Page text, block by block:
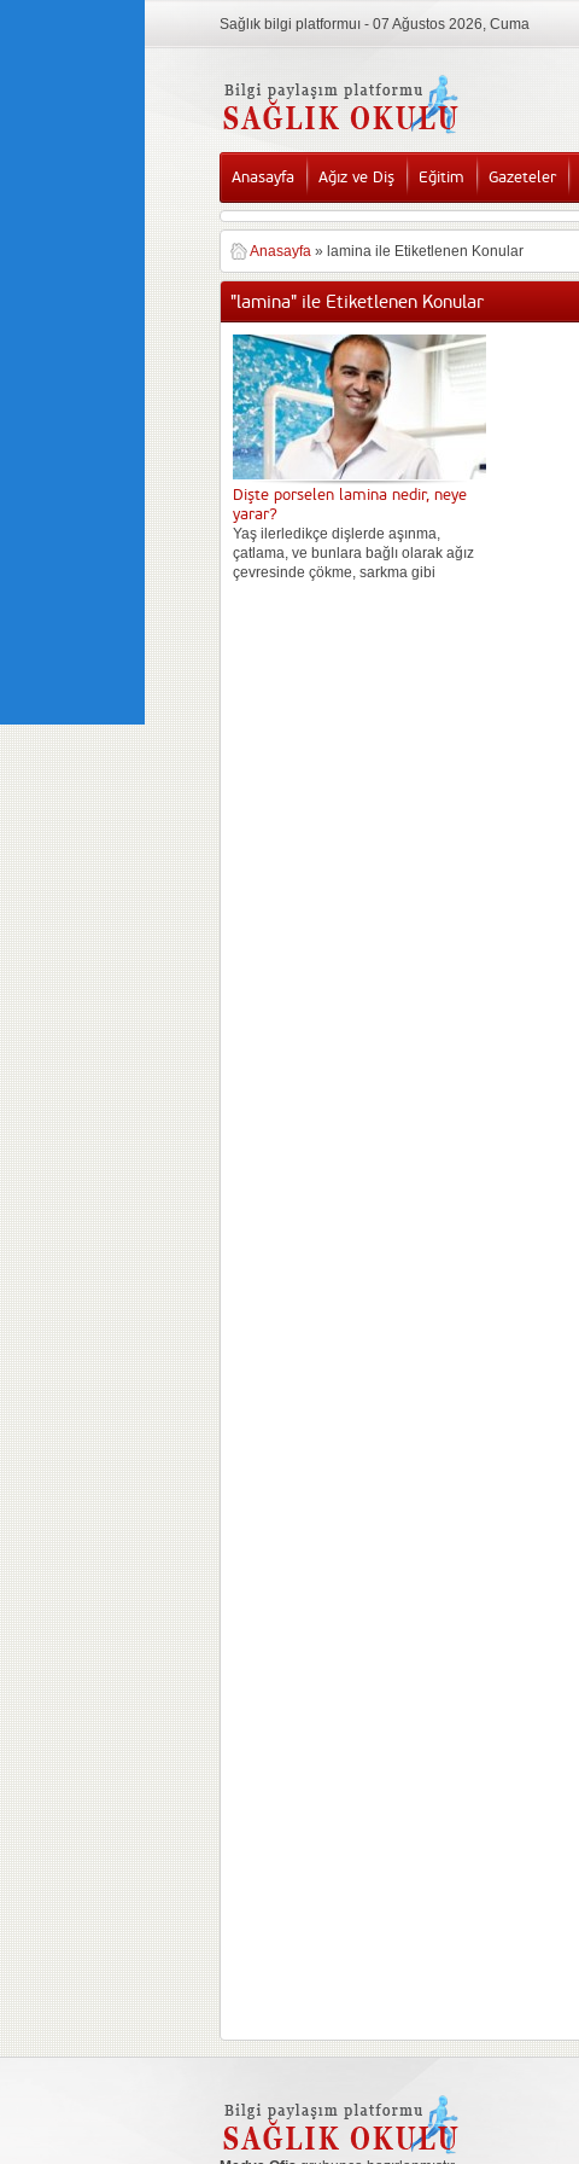
Sağlık bilgi platformuı - 07 Ağustos 2026, Cuma
Anasayfa Ağız ve Diş Eğitim Gazeteler
Anasayfa » lamina ile Etiketlenen Konular
"lamina" ile Etiketlenen Konular
Dişte porselen lamina nedir, neye
yarar?
Yaş ilerledikçe dişlerde aşınma,
çatlama, ve bunlara bağlı olarak ağız
çevresinde çökme, sarkma gibi